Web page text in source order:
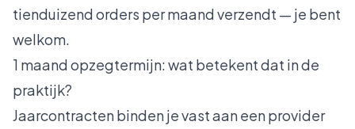
tienduizend orders per maand verzendt — je bent
welkom.
1 maand opzegtermijn: wat betekent dat in de
praktijk?
Jaarcontracten binden je vast aan een provider